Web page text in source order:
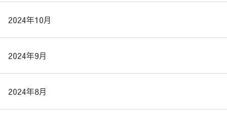
2024年10月
2024年9月
2024年8月